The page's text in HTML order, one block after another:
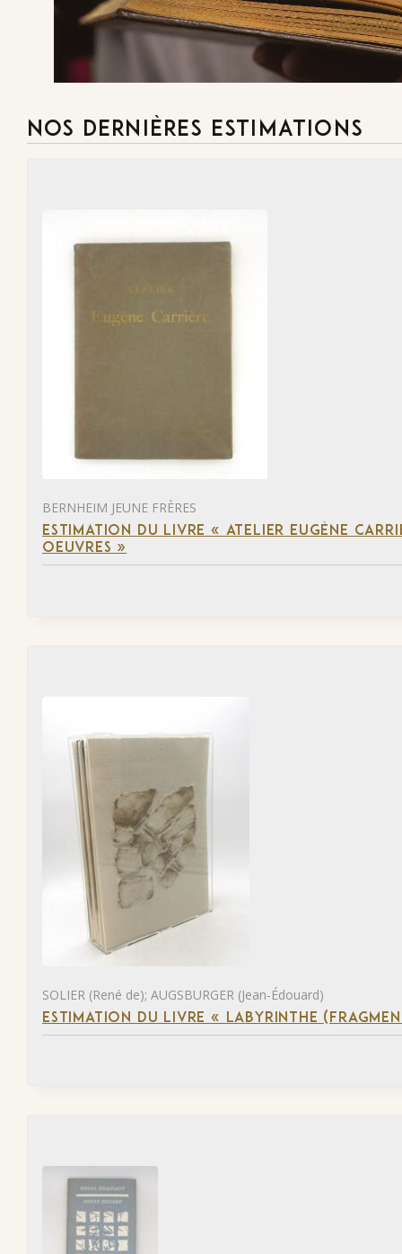
NOS DERNIÈRES ESTIMATIONS
BERNHEIM JEUNE FRÈRES
ESTIMATION DU LIVRE « ATELIER EUGÈNE
OEUVRES »
SOLIER (René de); AUGSBURGER (Jean-Édouard)
ESTIMATION DU LIVRE « LABYRINTHE